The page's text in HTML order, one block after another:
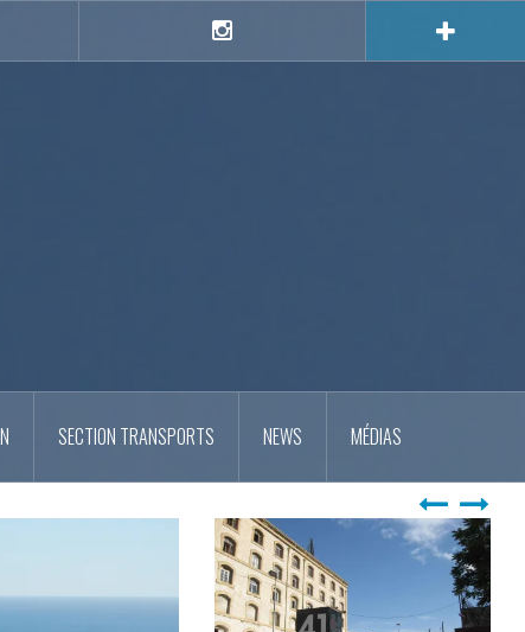
SECTION TRANSPORTS NEWS MÉDIAS